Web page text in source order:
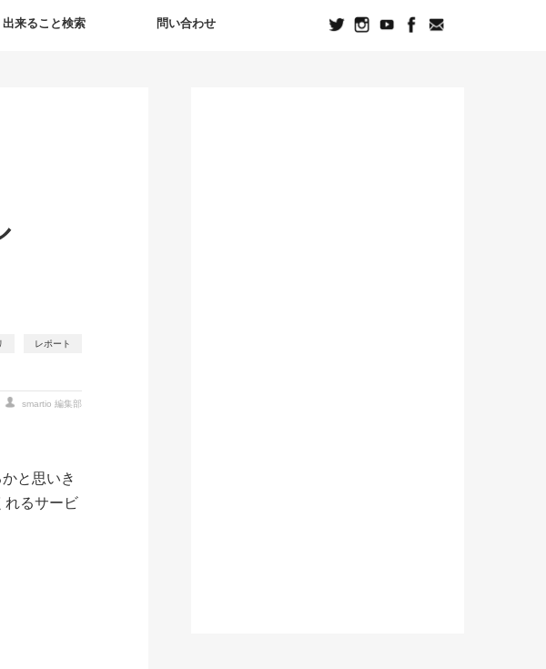
出来ること検索 問い合わせ
レポート
smartio 編集部
と思いき
れるサービ